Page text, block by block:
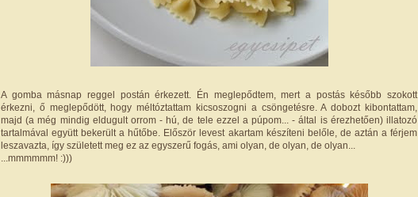
A gomba másnap reggel postán érkezett. Én meglepődtem, mert a postás később szokott
érkezni, ő meglepődött, hogy méltóztattam kicsoszogni a csöngetésre. A dobozt kibontattam,
majd (a még mindig eldugult orrom - hú, de tele ezzel a púpom... - által is érezhetően) illatozó
tartalmával együtt bekerült a hűtőbe. Először levest akartam készíteni belőle, de aztán a férjem
leszavazta, így született meg ez az egyszerű fogás, ami olyan, de olyan, de olyan...
...mmmmmm! :)))